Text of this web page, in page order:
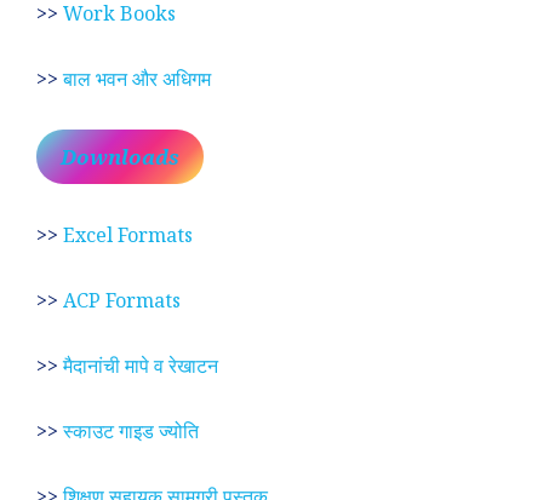
>> Work Books
>>बाल भवन और अधिगम
Downloads
>> Excel Formats
>> ACP Formats
>>मैदानांची मापे व रेखाटन
>>स्काउट गाइड ज्योति